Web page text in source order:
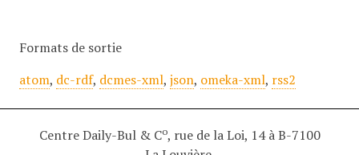
Formats de sortie
atom, dc-rdf, dcmes-xml, json, omeka-xml, rss2
Centre Daily-Bul & Co, rue de la Loi, 14 à B-7100